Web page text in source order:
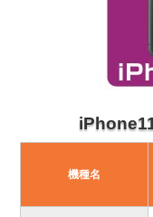
機種名